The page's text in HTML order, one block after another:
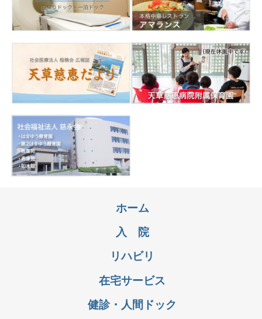
ホーム
入 院
リハビリ
在宅サービス
健診・人間ドック